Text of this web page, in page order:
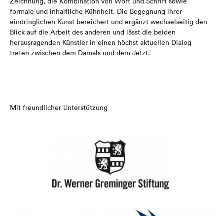
formale und inhaltliche Kühnheit. Die Begegnung ihrer
eindringlichen Kunst bereichert und ergänzt wechselseitig den
Blick auf die Arbeit des anderen und lässt die beiden
herausragenden Künstler in einen höchst aktuellen Dialog
treten zwischen dem Damals und dem Jetzt.
Mit freundlicher Unterstützung